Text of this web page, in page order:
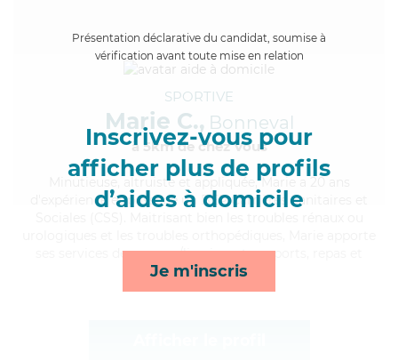
Présentation déclarative du candidat, soumise à
vérification avant toute mise en relation
Inscrivez-vous pour
afficher plus de profils
d’aides à domicile
Je m'inscris
SPORTIVE
Marie C., Bonneval
à 5km de chez Vous
, altruiste et appliquée, Marie a 20 ans
d'expérience et possède un BEP Carrières Sanitaires et
ses services de courses/livraison, transports, repas et
lever/coucher*